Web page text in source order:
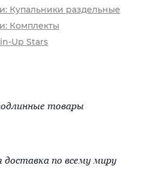
Купальники раздельные
Комплекты
Up Stars
товары
доставка по всему миру